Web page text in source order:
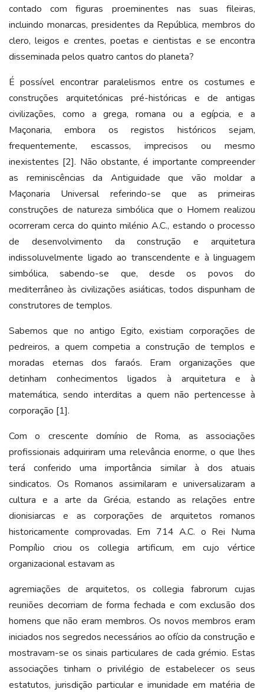
contado com figuras proeminentes nas suas fileiras,
incluindo monarcas, presidentes da República, membros do
clero, leigos e crentes, poetas e cientistas e se encontra
disseminada pelos quatro cantos do planeta?
É possível encontrar paralelismos entre os costumes e
construções arquitetónicas pré-históricas e de antigas
civilizações, como a grega, romana ou a egípcia, e a
Maçonaria, embora os registos históricos sejam,
frequentemente, escassos, imprecisos ou mesmo
inexistentes [2]. Não obstante, é importante compreender
as reminiscências da Antiguidade que vão moldar a
Maçonaria Universal referindo-se que as primeiras
construções de natureza simbólica que o Homem realizou
ocorreram cerca do quinto milénio A.C., estando o processo
de desenvolvimento da construção e arquitetura
indissoluvelmente ligado ao transcendente e à linguagem
simbólica, sabendo-se que, desde os povos do
mediterrâneo às civilizações asiáticas, todos dispunham de
construtores de templos.
Sabemos que no antigo Egito, existiam corporações de
pedreiros, a quem competia a construção de templos e
moradas eternas dos faraós. Eram organizações que
detinham conhecimentos ligados à arquitetura e à
matemática, sendo interditas a quem não pertencesse à
corporação [1].
Com o crescente domínio de Roma, as associações
profissionais adquiriram uma relevância enorme, o que lhes
terá conferido uma importância similar à dos atuais
sindicatos. Os Romanos assimilaram e universalizaram a
cultura e a arte da Grécia, estando as relações entre
dionisiarcas e as corporações de arquitetos romanos
historicamente comprovadas. Em 714 A.C. o Rei Numa
Pompílio criou os collegia artificum, em cujo vértice
organizacional estavam as
agremiações de arquitetos, os collegia fabrorum cujas
reuniões decorriam de forma fechada e com exclusão dos
homens que não eram membros. Os novos membros eram
iniciados nos segredos necessários ao ofício da construção e
mostravam-se os sinais particulares de cada grémio. Estas
associações tinham o privilégio de estabelecer os seus
estatutos, jurisdição particular e imunidade em matéria de